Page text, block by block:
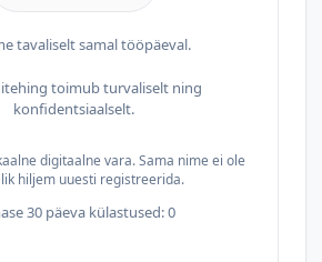
tavaliselt samal tööpäeval.
toimub turvaliselt ning
konfidentsiaalselt.
digitaalne vara. Sama nime ei ole
hiljem uuesti registreerida.
30 päeva külastused: 0